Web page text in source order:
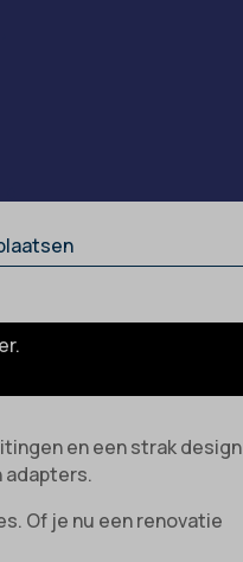
en een strak design
adapters.
Of je nu een renovatie